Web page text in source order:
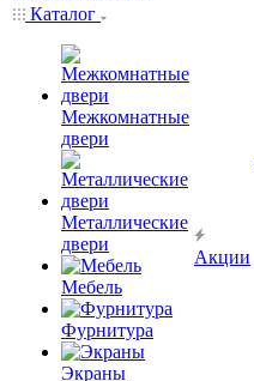
Каталог
Межкомнатные
двери
Металлические
двери
Мебель
Фурнитура
Экраны
Акции